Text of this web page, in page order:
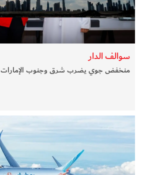
سوالف الدار
منخفض جوي يضرب شرق وجنوب الإمارات